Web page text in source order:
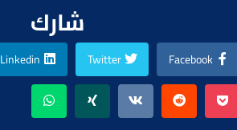
شارك
Facebook
Twitter
Linkedin